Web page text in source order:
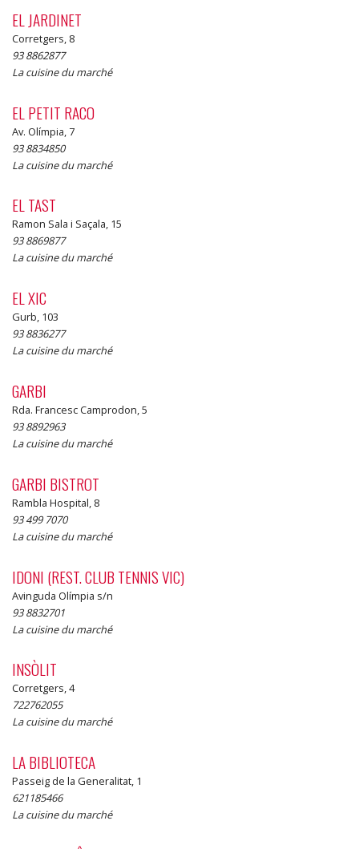
EL JARDINET
Corretgers, 8
93 8862877
La cuisine du marché
EL PETIT RACO
Av. Olímpia, 7
93 8834850
La cuisine du marché
EL TAST
Ramon Sala i Saçala, 15
93 8869877
La cuisine du marché
EL XIC
Gurb, 103
93 8836277
La cuisine du marché
GARBI
Rda. Francesc Camprodon, 5
93 8892963
La cuisine du marché
GARBI BISTROT
Rambla Hospital, 8
93 499 7070
La cuisine du marché
IDONI (REST. CLUB TENNIS VIC)
Avinguda Olímpia s/n
93 8832701
La cuisine du marché
INSÒLIT
Corretgers, 4
722762055
La cuisine du marché
LA BIBLIOTECA
Passeig de la Generalitat, 1
621185466
La cuisine du marché